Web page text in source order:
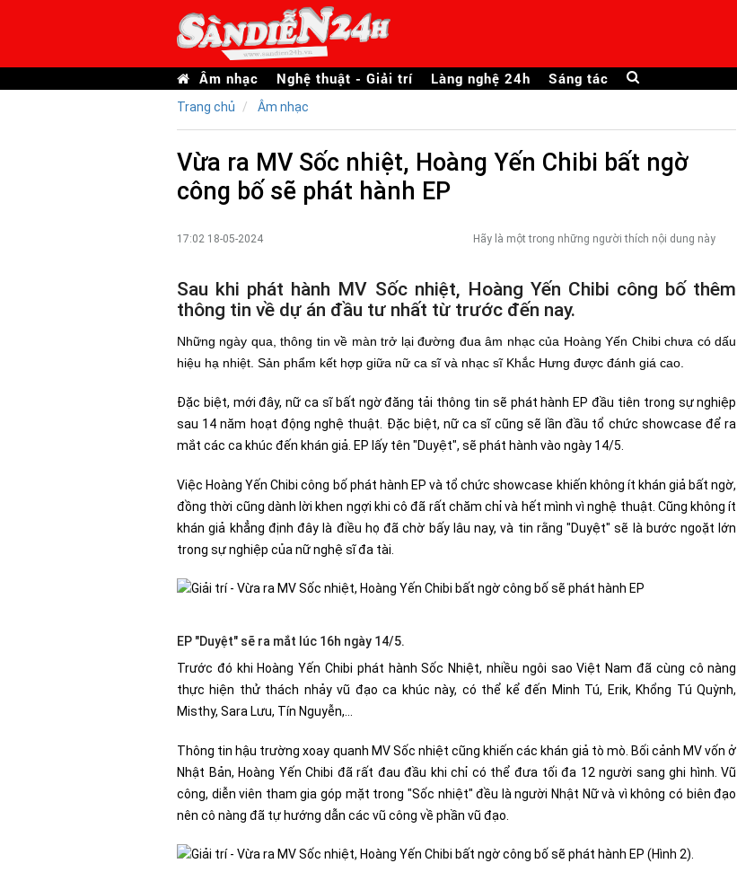
Âm nhạc Nghệ thuật - Giải trí Làng nghệ 24h Sáng tác
Trang chủ Âm nhạc
Vừa ra MV Sốc nhiệt, Hoàng Yến Chibi bất ngờ
công bố sẽ phát hành EP
17:02 18-05-2024 Hãy là một trong những người thích nội dung này
Sau khi phát hành MV Sốc nhiệt, Hoàng Yến Chibi công bố thêm
thông tin về dự án đầu tư nhất từ trước đến nay.
Những ngày qua, thông tin về màn trở lại đường đua âm nhạc của Hoàng Yến Chibi chưa có dấu
hiệu hạ nhiệt. Sản phẩm kết hợp giữa nữ ca sĩ và nhạc sĩ Khắc Hưng được đánh giá cao.
Đặc biệt, mới đây, nữ ca sĩ bất ngờ đăng tải thông tin sẽ phát hành EP đầu tiên trong sự nghiệp
sau 14 năm hoạt động nghệ thuật. Đặc biệt, nữ ca sĩ cũng sẽ lần đầu tổ chức showcase để ra
mắt các ca khúc đến khán giả. EP lấy tên "Duyệt", sẽ phát hành vào ngày 14/5.
Việc Hoàng Yến Chibi công bố phát hành EP và tổ chức showcase khiến không ít khán giả bất ngờ,
đồng thời cũng dành lời khen ngợi khi cô đã rất chăm chỉ và hết mình vì nghệ thuật. Cũng không ít
khán giả khẳng định đây là điều họ đã chờ bấy lâu nay, và tin rằng "Duyệt" sẽ là bước ngoặt lớn
trong sự nghiệp của nữ nghệ sĩ đa tài.
EP "Duyệt" sẽ ra mắt lúc 16h ngày 14/5.
Trước đó khi Hoàng Yến Chibi phát hành Sốc Nhiệt, nhiều ngôi sao Việt Nam đã cùng cô nàng
thực hiện thử thách nhảy vũ đạo ca khúc này, có thể kể đến Minh Tú, Erik, Khổng Tú Quỳnh,
Misthy, Sara Lưu, Tín Nguyễn,…
Thông tin hậu trường xoay quanh MV Sốc nhiệt cũng khiến các khán giả tò mò. Bối cảnh MV vốn ở
Nhật Bản, Hoàng Yến Chibi đã rất đau đầu khi chỉ có thể đưa tối đa 12 người sang ghi hình. Vũ
công, diễn viên tham gia góp mặt trong "Sốc nhiệt" đều là người Nhật Nữ và vì không có biên đạo
nên cô nàng đã tự hướng dẫn các vũ công về phần vũ đạo.